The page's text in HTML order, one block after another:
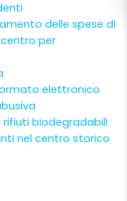
delle spese di
per
elettronico
biodegradabili
nel centro storico